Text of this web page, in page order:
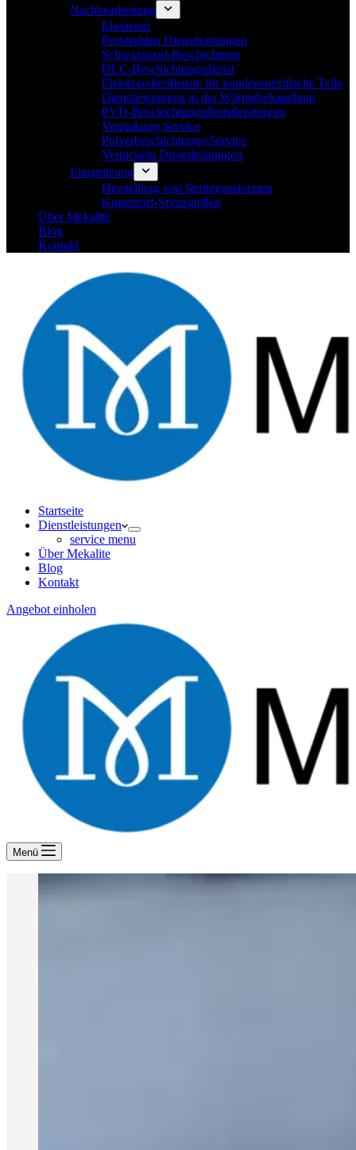
Nachbearbeitung
Eloxieren
Perlstrahlen Dienstleistungen
Schwarzoxid-Beschichtung
DLC-Beschichtungsdienst
Elektropolierdienste für kundenspezifische Teile
Dienstleistungen in der Wärmebehandlung
PVD-Beschichtungsdienstleistungen
Verzinkung Service
Pulverbeschichtungs-Service
Vernickeln Dienstleistungen
Einspritzung
Herstellung von Spritzgussformen
Kunststoff-Spritzgießen
Über Mekalite
Blog
Kontakt
Startseite
Dienstleistungen
service menu
Über Mekalite
Blog
Kontakt
Angebot einholen
Menü